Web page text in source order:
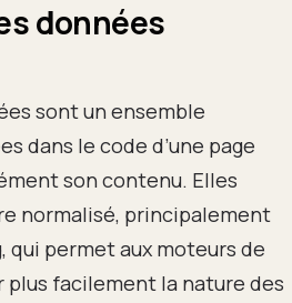
données
sont un ensemble
dans le code d’une page
son contenu. Elles
normalisé, principalement
qui permet aux moteurs de
facilement la nature des